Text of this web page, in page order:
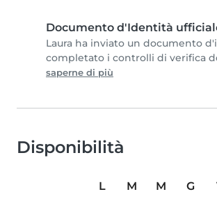
Documento d'Identità
Laura ha inviato un documento
completato i controlli di verifica
saperne di più
Disponibilità
L M M G